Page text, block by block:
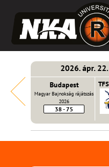
MTK
2026. ápr. 22.
Budapest
Magyar Bajnokság rájátszás
2026
38 - 75